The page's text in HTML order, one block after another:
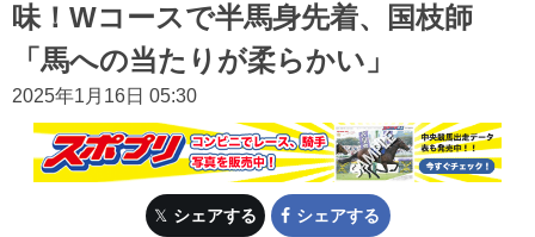
味！Wコースで半馬身先着、国枝師
「馬への当たりが柔らかい」
2025年1月16日 05:30
シェアする シェアする